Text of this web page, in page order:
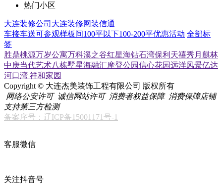
热门小区
大连装修公司 大连装修网装信通
车接车送可参观样板间100平以下100-200平优惠活动 全部标
签
胜鼎桃源万岁公寓万科溪之谷红星海钻石湾保利天禧秀月麒林
中庚当代艺术八栋墅星海融汇摩登公园信心花园远洋风景亿达
河口湾 祥和家园
Copyright © 大连杰美装饰工程有限公司 版权所有
网络公安许可 诚信网站许可 消费者权益保障 消费保障店铺
支持第三方检测
备案序号：辽ICP备15001171号-1
客服微信
关注抖音号